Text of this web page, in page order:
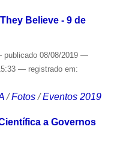
Believe - 9 de
publicado08/08/2019 —
— registrado em:
/Fotos /Eventos 2019
a Governos